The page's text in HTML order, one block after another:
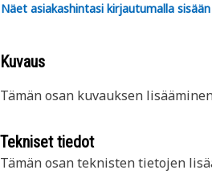
Näet asiakashintasi kirjautumalla sisään
Kuvaus
Tämän osan kuvauksen
Tekniset tiedot
Tämän osan teknisten tietojen